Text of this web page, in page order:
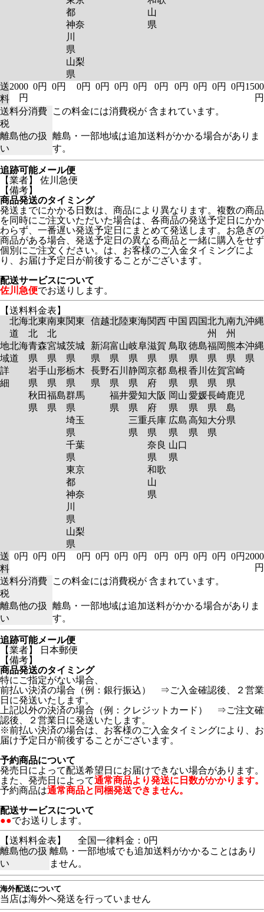
都
神奈
川
県
山梨
県
山
県
送
料
2000
円
0円 0円 0円 0円 0円 0円 0円 0円 0円 0円 0円 1500
円
送料分消費
税
この料金には消費税が 含まれています。
離島他の扱
い
離島・一部地域は追加送料がかかる場合がありま
す。
追跡可能メール便
【業者】 佐川急便
【備考】
商品発送のタイミング
発送までにかかる日数は、商品により異なります。複数の商品
を同時にご注文いただいた場合は、各商品の発送予定日にかか
わらず、一番遅い発送予定日にまとめて発送します。お急ぎの
商品がある場合、発送予定日の異なる商品と一緒に購入をせず
個別にご注文ください。は、お客様のご入金タイミングによ
り、お届け予定日が前後することがございます。
配送サービスについて
佐川急便でお送りします。
【送料料金表】
北海
道
北東
北
南東
北
関東 信越北陸東海関西 中国 四国北九
州
南九
州
沖縄
地
域
詳
細
北海
道
青森
県
岩手
県
秋田
県
宮城
県
山形
県
福島
県
茨城
県
栃木
県
群馬
県
埼玉
県
千葉
県
東京
都
神奈
川
県
山梨
県
新潟
県
長野
県
富山
県
石川
県
福井
県
岐阜
県
静岡
県
愛知
県
三重
県
滋賀
県
京都
府
大阪
府
兵庫
県
奈良
県
和歌
山
県
鳥取
県
島根
県
岡山
県
広島
県
山口
県
徳島
県
香川
県
愛媛
県
高知
県
福岡
県
佐賀
県
長崎
県
大分
県
熊本
県
宮崎
県
鹿児
島
県
沖縄
県
送
料
0円 0円 0円 0円 0円 0円 0円 0円 0円 0円 0円 0円 2000
円
送料分消費
税
この料金には消費税が 含まれています。
離島他の扱
い
離島・一部地域は追加送料がかかる場合がありま
す。
追跡可能メール便
【業者】 日本郵便
【備考】
商品発送のタイミング
特にご指定がない場合、
前払い決済の場合（例：銀行振込） ⇒ご入金確認後、２営業
日に発送いたします。
上記以外の決済の場合（例：クレジットカード） ⇒ご注文確
認後、２営業日に発送いたします。
※前払い決済の場合は、お客様のご入金タイミングにより、お
届け予定日が前後することがございます。
予約商品について
発売日によって配送希望日にお届けできない場合があります。
また、発売日によって通常商品より発送に日数がかかります。
予約商品は通常商品と同梱発送できません。
配送サービスについて
●●でお送りします。
【送料料金表】
全国一律料金：0円
離島他の扱
い
離島・一部地域でも追加送料がかかることはあり
ません。
海外配送について
当店は海外へ発送を行っていません